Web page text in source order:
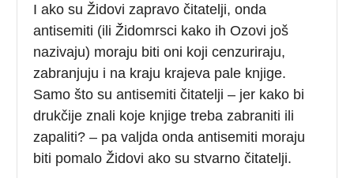
I ako su Židovi zapravo čitatelji, onda
antisemiti (ili Židomrsci kako ih Ozovi još
nazivaju) moraju biti oni koji cenzuriraju,
zabranjuju i na kraju krajeva pale knjige.
Samo što su antisemiti čitatelji – jer kako bi
drukčije znali koje knjige treba zabraniti ili
zapaliti? – pa valjda onda antisemiti moraju
biti pomalo Židovi ako su stvarno čitatelji.